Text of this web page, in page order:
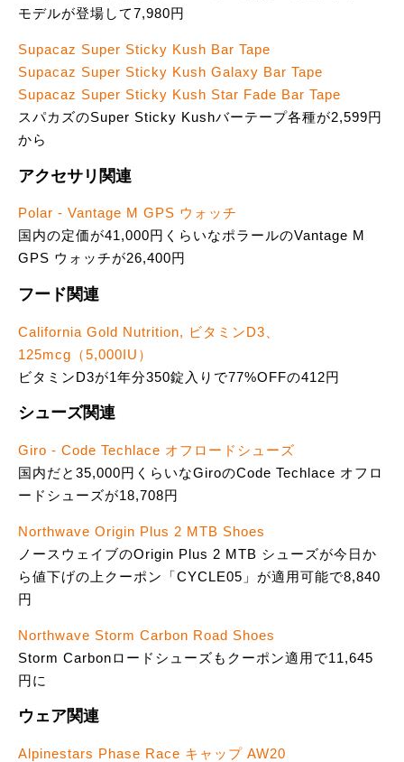
モデルが登場して7,980円
Supacaz Super Sticky Kush Bar Tape
Supacaz Super Sticky Kush Galaxy Bar Tape
Supacaz Super Sticky Kush Star Fade Bar Tape
スパカズのSuper Sticky Kushバーテープ各種が2,599円
から
アクセサリ関連
Polar - Vantage M GPS ウォッチ
国内の定価が41,000円くらいなポラールのVantage M
GPS ウォッチが26,400円
フード関連
California Gold Nutrition, ビタミンD3、
125mcg（5,000IU）
ビタミンD3が1年分350錠入りで77%OFFの412円
シューズ関連
Giro - Code Techlace オフロードシューズ
国内だと35,000円くらいなGiroのCode Techlace オフロ
ードシューズが18,708円
Northwave Origin Plus 2 MTB Shoes
ノースウェイブのOrigin Plus 2 MTB シューズが今日か
ら値下げの上クーポン「CYCLE05」が適用可能で8,840
円
Northwave Storm Carbon Road Shoes
Storm Carbonロードシューズもクーポン適用で11,645
円に
ウェア関連
Alpinestars Phase Race キャップ AW20